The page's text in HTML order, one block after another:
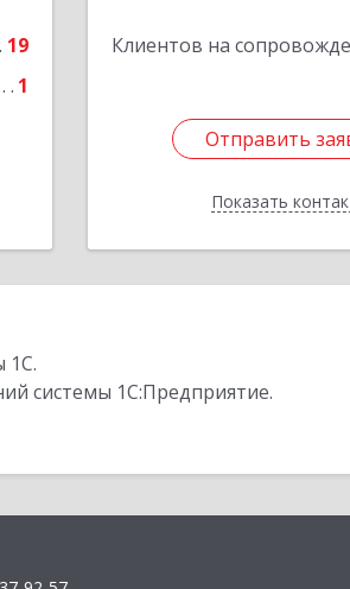
19
1
Клиентов на
Отправить
Показать
Отправить
Назад
1С.
системы 1С:Предприятие.